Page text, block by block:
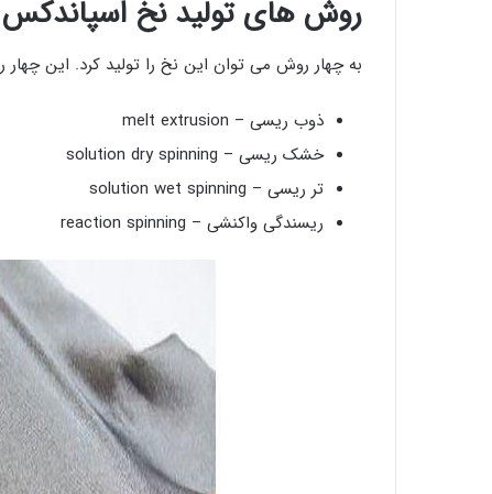
روش های تولید نخ اسپاندکس
به چهار روش می توان این نخ را تولید کرد. این چهار
ذوب ریسی – melt extrusion
خشک ریسی – solution dry spinning
تر ریسی – solution wet spinning
ریسندگی واکنشی – reaction spinning